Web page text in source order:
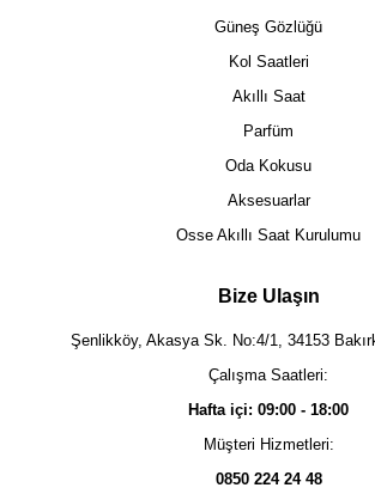
Güneş Gözlüğü
Kol Saatleri
Akıllı Saat
Parfüm
Oda Kokusu
Aksesuarlar
Osse Akıllı Saat Kurulumu
Bize Ulaşın
Şenlikköy, Akasya Sk. No:4/1, 34153
Çalışma Saatleri:
Hafta içi: 09:00 - 18:00
Müşteri Hizmetleri:
0850 224 24 48